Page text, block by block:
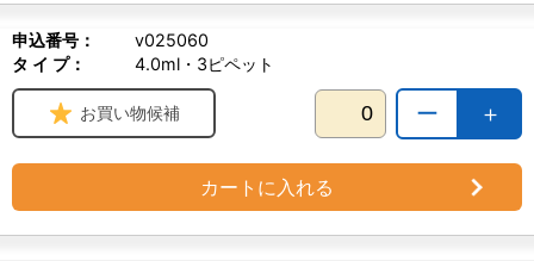
申込番号：
v025060
タ イ プ：
4.0ml・3ピペット
＋
ー
お買い物候補
カートに入れる